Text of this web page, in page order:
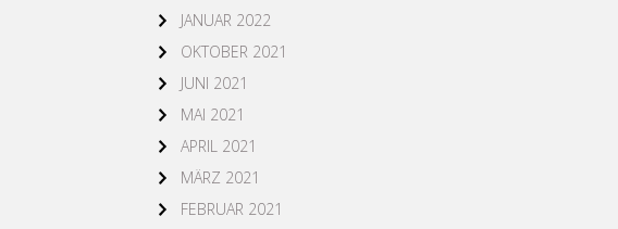
JANUAR 2022
OKTOBER 2021
JUNI 2021
MAI 2021
APRIL 2021
MÄRZ 2021
FEBRUAR 2021